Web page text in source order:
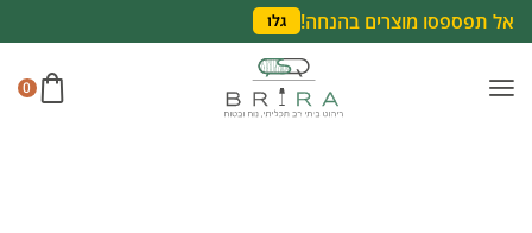
אל תפספסו מוצרים בהנחה! גלו
0